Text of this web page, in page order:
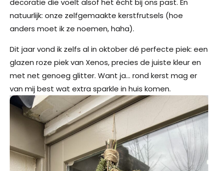
decoratie die voelt alsof het écht bij ons past. En
natuurlijk: onze zelfgemaakte kerstfrutsels (hoe
anders moet ik ze noemen, haha).
Dit jaar vond ik zelfs al in oktober dé perfecte piek: een
glazen roze piek van Xenos, precies de juiste kleur en
met net genoeg glitter. Want ja… rond kerst mag er
van mij best wat extra sparkle in huis komen.